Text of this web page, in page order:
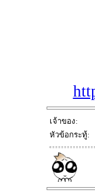
เจ้าของ:
หัวข้อกระทู้: